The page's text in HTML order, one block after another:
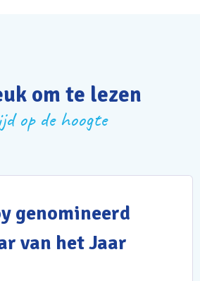
om te lezen
op de hoogte
genomineerd
van het Jaar